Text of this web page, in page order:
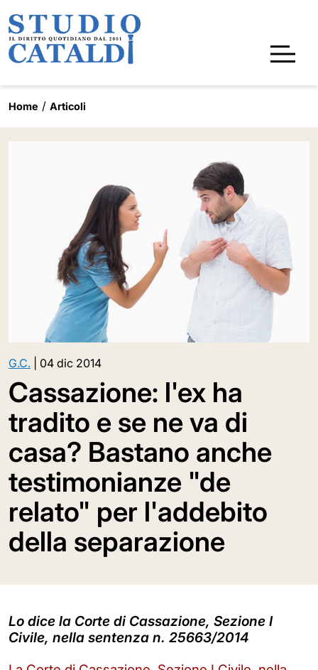
Home Articoli
G.C. 04 dic 2014
Cassazione: l'ex ha
tradito e se ne va di
casa? Bastano anche
testimonianze "de
relato" per l'addebito
della separazione
Lo dice la Corte di Cassazione, Sezione I
Civile, nella sentenza n. 25663/2014